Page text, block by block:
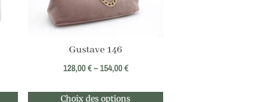
Gustave 146
128,00€–154,00€
Choix des options